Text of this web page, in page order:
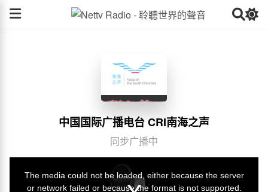
中国国际广播电台 CRI南海之声
同步广播中